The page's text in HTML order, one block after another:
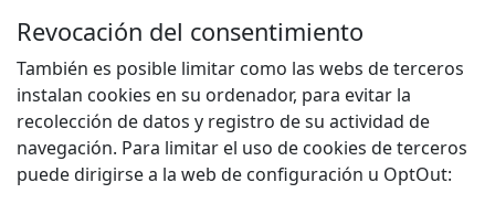
Revocación del consentimiento
También es posible limitar como las webs de terceros
instalan cookies en su ordenador, para evitar la
recolección de datos y registro de su actividad de
navegación. Para limitar el uso de cookies de terceros
puede dirigirse a la web de configuración u OptOut: